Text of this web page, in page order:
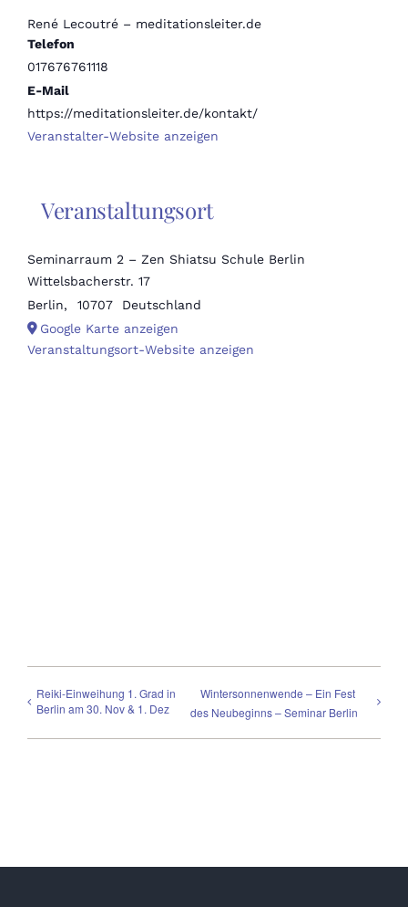
René Lecoutré – meditationsleiter.de
Telefon
017676761118
E-Mail
https://meditationsleiter.de/kontakt/
Veranstalter-Website anzeigen
Veranstaltungsort
Seminarraum 2 – Zen Shiatsu Schule Berlin
Wittelsbacherstr. 17
Berlin, 10707
Deutschland
Google Karte anzeigen
Veranstaltungsort-Website anzeigen
Reiki-Einweihung 1. Grad in
Berlin am 30. Nov & 1. Dez
Wintersonnenwende – Ein Fest
des Neubeginns – Seminar Berlin